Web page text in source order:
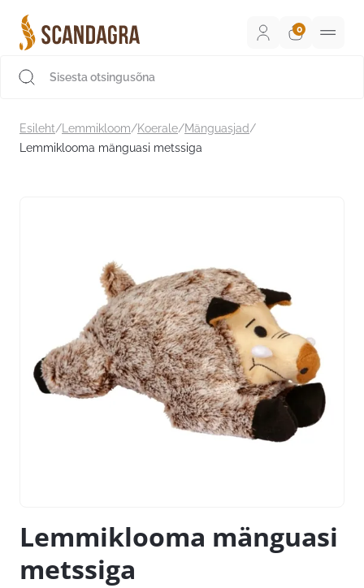
sisu
juurde
Esileht/ Lemmikloom/Koerale/Mänguasjad/
Lemmiklooma mänguasi metssiga
Lemmiklooma mänguasi
metssiga